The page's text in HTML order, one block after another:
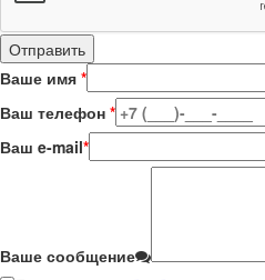
Ваше имя *
Ваш телефон *
Ваш e-mail*
Ваше сообщение